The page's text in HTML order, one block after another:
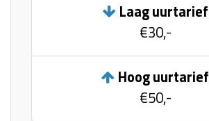
Laag uurtarief
€30,-
Hoog uurtarief
€50,-